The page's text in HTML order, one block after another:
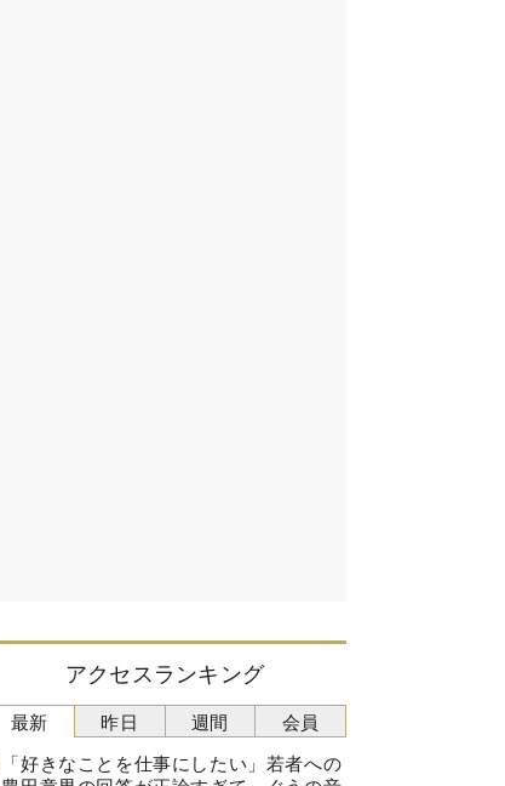
アクセスランキング
最新
「好きなことを仕事にしたい」若者への
昨日 週間 会員